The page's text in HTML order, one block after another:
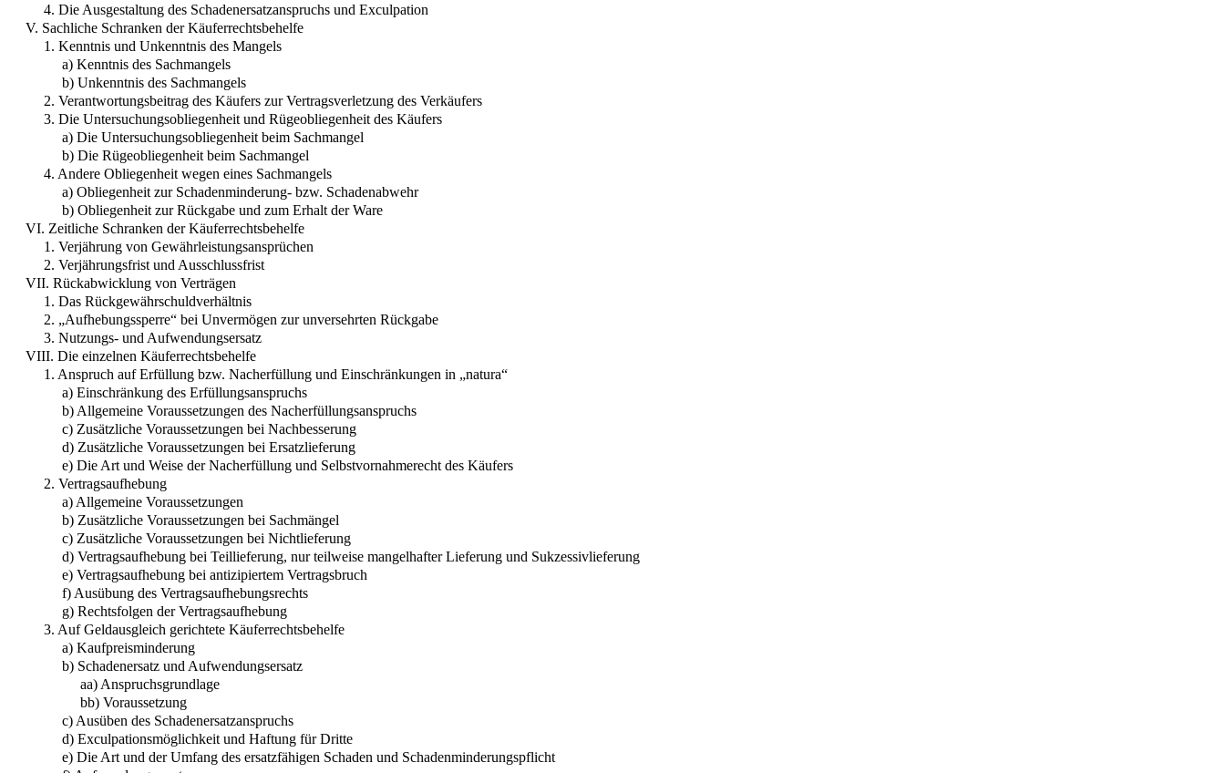
4. Die Ausgestaltung des Schadenersatzanspruchs und Exculpation
V. Sachliche Schranken der Käuferrechtsbehelfe
1. Kenntnis und Unkenntnis des Mangels
a) Kenntnis des Sachmangels
b) Unkenntnis des Sachmangels
2. Verantwortungsbeitrag des Käufers zur Vertragsverletzung des Verkäufers
3. Die Untersuchungsobliegenheit und Rügeobliegenheit des Käufers
a) Die Untersuchungsobliegenheit beim Sachmangel
b) Die Rügeobliegenheit beim Sachmangel
4. Andere Obliegenheit wegen eines Sachmangels
a) Obliegenheit zur Schadenminderung- bzw. Schadenabwehr
b) Obliegenheit zur Rückgabe und zum Erhalt der Ware
VI. Zeitliche Schranken der Käuferrechtsbehelfe
1. Verjährung von Gewährleistungsansprüchen
2. Verjährungsfrist und Ausschlussfrist
VII. Rückabwicklung von Verträgen
1. Das Rückgewährschuldverhältnis
2. „Aufhebungssperre“ bei Unvermögen zur unversehrten Rückgabe
3. Nutzungs- und Aufwendungsersatz
VIII. Die einzelnen Käuferrechtsbehelfe
1. Anspruch auf Erfüllung bzw. Nacherfüllung und Einschränkungen in „natura“
a) Einschränkung des Erfüllungsanspruchs
b) Allgemeine Voraussetzungen des Nacherfüllungsanspruchs
c) Zusätzliche Voraussetzungen bei Nachbesserung
d) Zusätzliche Voraussetzungen bei Ersatzlieferung
e) Die Art und Weise der Nacherfüllung und Selbstvornahmerecht des Käufers
2. Vertragsaufhebung
a) Allgemeine Voraussetzungen
b) Zusätzliche Voraussetzungen bei Sachmängel
c) Zusätzliche Voraussetzungen bei Nichtlieferung
d) Vertragsaufhebung bei Teillieferung, nur teilweise mangelhafter Lieferung und Sukzessivlieferung
e) Vertragsaufhebung bei antizipiertem Vertragsbruch
f) Ausübung des Vertragsaufhebungsrechts
g) Rechtsfolgen der Vertragsaufhebung
3. Auf Geldausgleich gerichtete Käuferrechtsbehelfe
a) Kaufpreisminderung
b) Schadenersatz und Aufwendungsersatz
aa) Anspruchsgrundlage
bb) Voraussetzung
c) Ausüben des Schadenersatzanspruchs
d) Exculpationsmöglichkeit und Haftung für Dritte
e) Die Art und der Umfang des ersatzfähigen Schaden und Schadenminderungspflicht